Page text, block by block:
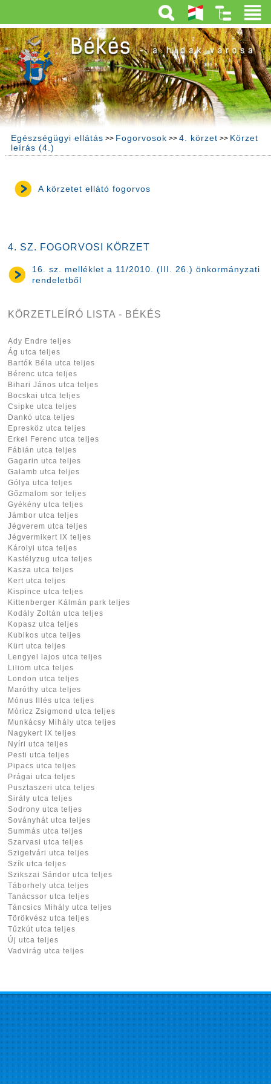
Egészségügyi ellátás >> Fogorvosok >> 4. körzet >> Körzet
leírás (4.)
A körzetet ellátó fogorvos
4. SZ. FOGORVOSI KÖRZET
16. sz. melléklet a 11/2010. (III. 26.) önkormányzati
rendeletből
KÖRZETLEÍRÓ LISTA - BÉKÉS
Ady Endre teljes
Ág utca teljes
Bartók Béla utca teljes
Bérenc utca teljes
Bihari János utca teljes
Bocskai utca teljes
Csipke utca teljes
Dankó utca teljes
Epresköz utca teljes
Erkel Ferenc utca teljes
Fábián utca teljes
Gagarin utca teljes
Galamb utca teljes
Gólya utca teljes
Gőzmalom sor teljes
Gyékény utca teljes
Jámbor utca teljes
Jégverem utca teljes
Jégvermikert IX teljes
Károlyi utca teljes
Kastélyzug utca teljes
Kasza utca teljes
Kert utca teljes
Kispince utca teljes
Kittenberger Kálmán park teljes
Kodály Zoltán utca teljes
Kopasz utca teljes
Kubikos utca teljes
Kürt utca teljes
Lengyel lajos utca teljes
Liliom utca teljes
London utca teljes
Maróthy utca teljes
Mónus Illés utca teljes
Móricz Zsigmond utca teljes
Munkácsy Mihály utca teljes
Nagykert IX teljes
Nyíri utca teljes
Pesti utca teljes
Pipacs utca teljes
Prágai utca teljes
Pusztaszeri utca teljes
Sirály utca teljes
Sodrony utca teljes
Soványhát utca teljes
Summás utca teljes
Szarvasi utca teljes
Szigetvári utca teljes
Szík utca teljes
Szikszai Sándor utca teljes
Táborhely utca teljes
Tanácssor utca teljes
Táncsics Mihály utca teljes
Törökvész utca teljes
Tűzkút utca teljes
Új utca teljes
Vadvirág utca teljes